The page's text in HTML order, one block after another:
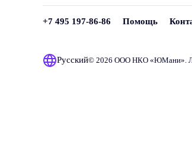
+7 495 197-86-86 Помощь
Русский© 2026 ООО НКО «ЮМани».